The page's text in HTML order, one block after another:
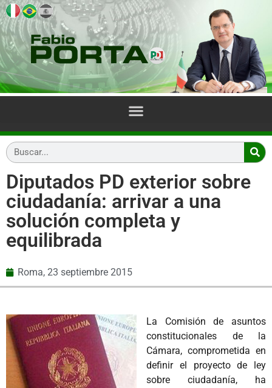
Diputados PD exterior sobre
ciudadanía: arrivar a una
solución completa y
equilibrada
Roma, 23 septiembre 2015
La Comisión de asuntos
constitucionales de la
Cámara, comprometida en
definir el proyecto de ley
sobre ciudadanía, ha